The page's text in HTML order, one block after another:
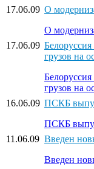
17.06.09 О
О
17.06.09
грузов на
грузов на
16.06.09 ПСКБ
ПСКБ
11.06.09 Введен
Введен